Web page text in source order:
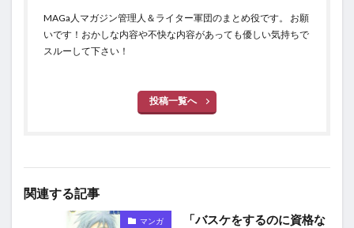
MAGa人マガジン管理人＆ライター軍団のまとめ役です。 お願
いです！おかしな内容や不快な内容があっても優しい気持ちで
スルーして下さい！
投稿一覧へ
関連する記事
マンガ
「バスケをするのに資格な